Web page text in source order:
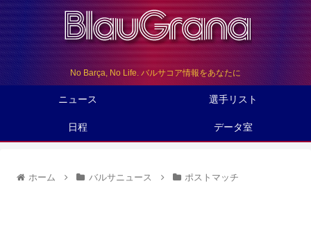
No Barça, No Life. バルサコア情報をあなたに
ニュース 選手リスト
日程 データ室
ホーム バルサニュース ポストマッチ